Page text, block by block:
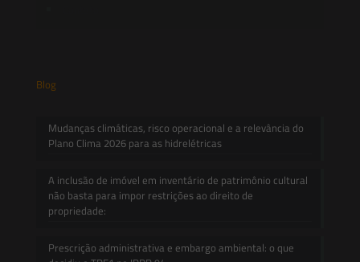
Blog
Mudanças climáticas, risco operacional e a relevância do
Plano Clima 2026 para as hidrelétricas
A inclusão de imóvel em inventário de patrimônio cultural
não basta para impor restrições ao direito de
propriedade:
Prescrição administrativa e embargo ambiental: o que